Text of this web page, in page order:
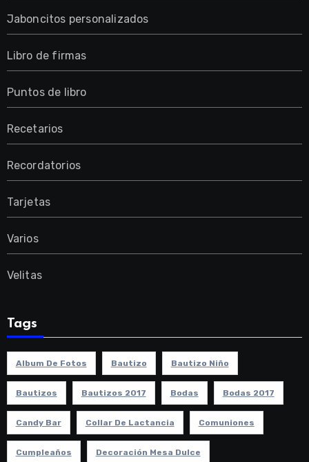
Jaboncitos personalizados
Libro de firmas
Puntos de libro
Recetarios
Recordatorios
Tarjetas
Varios
Velitas
Tags
Album De Fotos Bautizo Bautizo Niño
Bautizos Bautizos 2017 Bodas Bodas 2017
Candy Bar Collar De Lactancia Comuniones
Cumpleaños Decoración Mesa Dulce